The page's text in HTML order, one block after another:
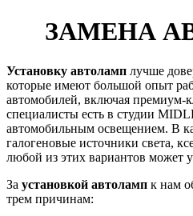
ЗАМЕНА
Установку автоламп лучше
которые имеют большой опыт
автомобилей, включая премиум-
специалисты есть в студии
автомобильным освещением. В
галогеновые источники света,
любой из этих вариантов может
За установкой автоламп к нам
трем причинам: